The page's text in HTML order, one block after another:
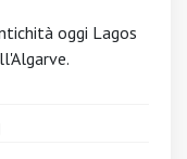
oggi Lagos